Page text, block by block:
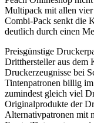
Multipack mit allen
Combi-Pack senkt die
deutlich durch einen
Preisgünstige
Dritthersteller aus dem
Druckerzeugnisse bei
Tintenpatronen billig
zumindest gleich viel
Originalprodukte der
Alternativpatronen mit